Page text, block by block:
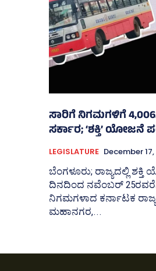
ಸಾರಿಗೆ ನಿಗಮಗಳಿಗೆ
ಸರ್ಕಾರ; ‘ಶಕ್ತಿ’ ಯೋಜನೆ
LEGISLATURE December
ಬೆಂಗಳೂರು; ರಾಜ್ಯದಲ್ಲಿ
ದಿನದಿಂದ ನವೆಂಬರ್‍‌ 25ರವರೆಗೆ
ನಿಗಮಗಳಾದ ಕರ್ನಾಟಕ ರಾಜ್ಯ
ಮಹಾನಗರ,...